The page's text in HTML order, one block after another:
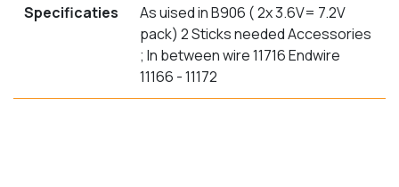
Specificaties
As uised in B906 ( 2x 3.6V= 7.2V
pack) 2 Sticks needed Accessories
; In between wire 11716 Endwire
11166 - 11172